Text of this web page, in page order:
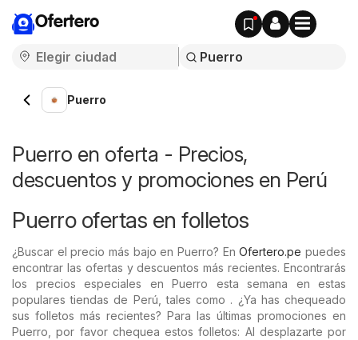
Ofertero
Puerro
Puerro en oferta - Precios,
descuentos y promociones en Perú
Puerro ofertas en folletos
¿Buscar el precio más bajo en Puerro? EnOfertero.pe puedes
encontrar las ofertas y descuentos más recientes. Encontrarás
los precios especiales en Puerro esta semana en estas
populares tiendas de Perú, tales como . ¿Ya has chequeado
sus folletos más recientes? Para las últimas promociones en
Puerro, por favor chequea estos folletos: Al desplazarte por